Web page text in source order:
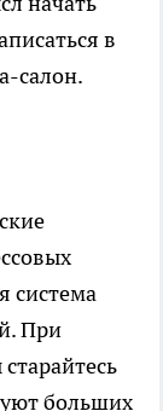
в
салон.
система
При
больших